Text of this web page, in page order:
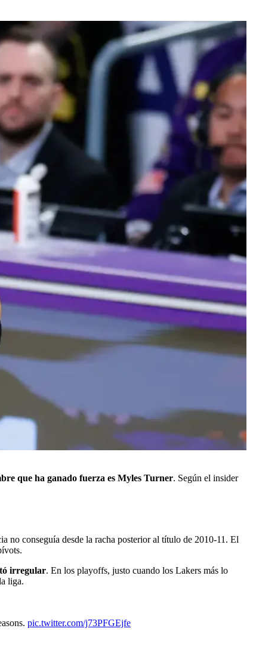
que ha ganado fuerza es Myles Turner. Según el insider
no conseguía desde la racha posterior al título de 2010-11. El
irregular. En los playoffs, justo cuando los Lakers más lo
liga.
pic.twitter.com/j73PFGEjfe